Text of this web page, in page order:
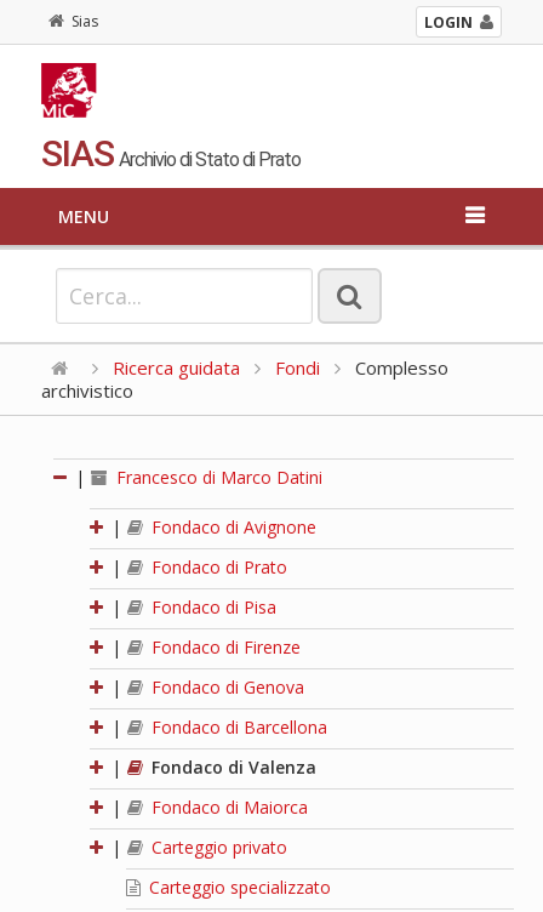
Sias LOGIN
SIAS Archivio di Stato di Prato
MENU
Ricerca guidata Fondi
Complesso
archivistico
| Francesco di Marco Datini
|
Fondaco di Avignone
|
Fondaco di Prato
|
Fondaco di Pisa
|
Fondaco di Firenze
|
Fondaco di Genova
|
Fondaco di Barcellona
|
Fondaco di Valenza
|
Fondaco di Maiorca
|
Carteggio privato
Carteggio specializzato